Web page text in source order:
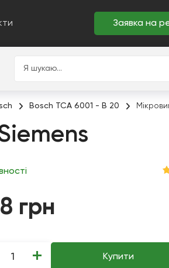
Заявка на
Bosch TCA 6001 - B 20
грн
+ Купити